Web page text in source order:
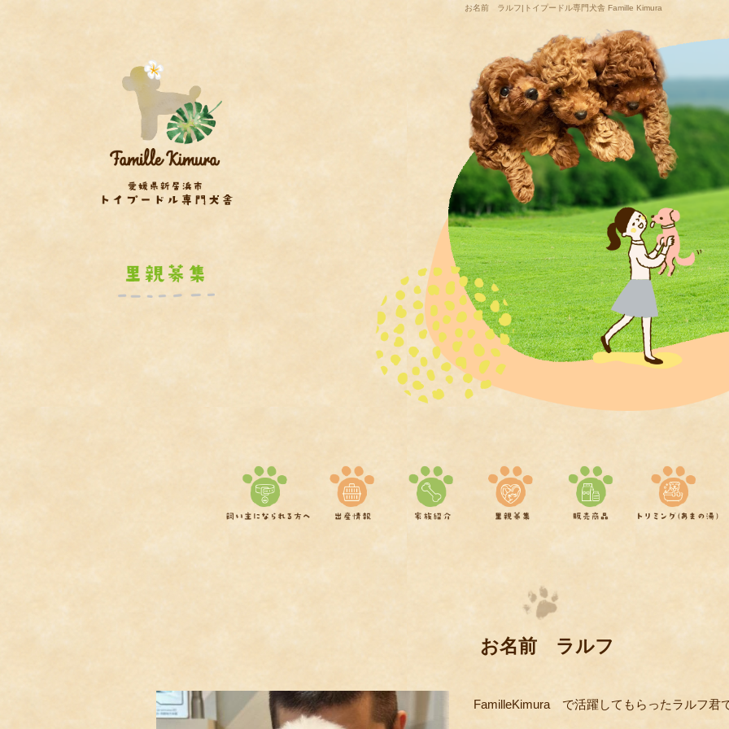
お名前 ラルフ|トイプードル専門犬舎 Famille Kimura
お名前 ラルフ
FamilleKimura で活躍してもらったラルフ君